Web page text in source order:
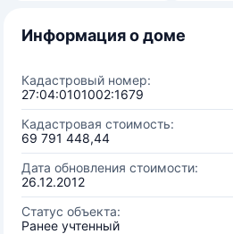
Информация о доме
Кадастровый номер:
27:04:0101002:1679
Кадастровая стоимость:
69 791 448,44
Дата обновления стоимости:
26.12.2012
Статус объекта:
Ранее учтенный